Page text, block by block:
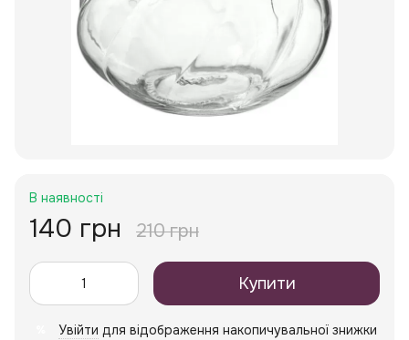
В наявності
140 грн 210 грн
Купити
Увійти для відображення накопичувальної знижки